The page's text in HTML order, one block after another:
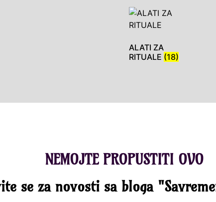
ALATI ZA
RITUALE (18)
NEMOJTE PROPUSTITI OVO
se za novosti sa bloga